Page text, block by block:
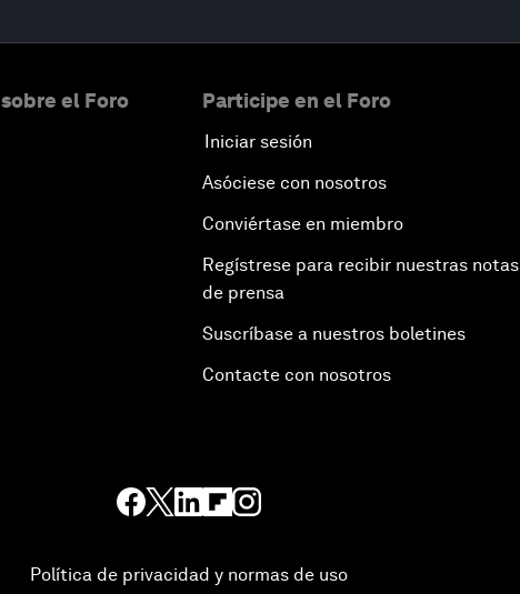
el Foro Participe en el Foro
Iniciar sesión
Asóciese con nosotros
Conviértase en miembro
Regístrese para recibir nuestras notas
de prensa
Suscríbase a nuestros boletines
Contacte con nosotros
Política de privacidad y normas de uso